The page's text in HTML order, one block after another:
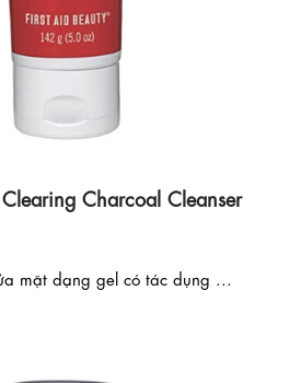
Charcoal Cleanser
mặt dạng gel có tác dụng ...